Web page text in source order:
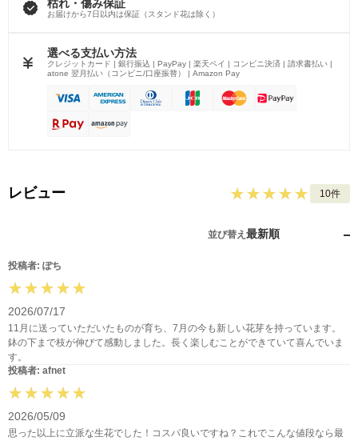
枯れ・傷み保証
お届けから7日以内は保証（スタンド花は除く）
選べる支払い方法
クレジットカード | 銀行振込 | PayPay | 楽天ペイ | コンビニ決済 | 請求書払い |
atone 翌月払い（コンビニ/口座振替） | Amazon Pay
レビュー 10件
並び替え 最新順
投稿者: ぽち
2026/07/17
11月に送っていただいたものが育ち、7月の今も新しい花芽を持っています。
鉢の下まで枝が伸びて感動しました。長く楽しむことができていて喜んでいま
す。
投稿者: afnet
2026/05/09
思った以上に立派な生花でした！コスパ良いですね？これでこんな値段なら最